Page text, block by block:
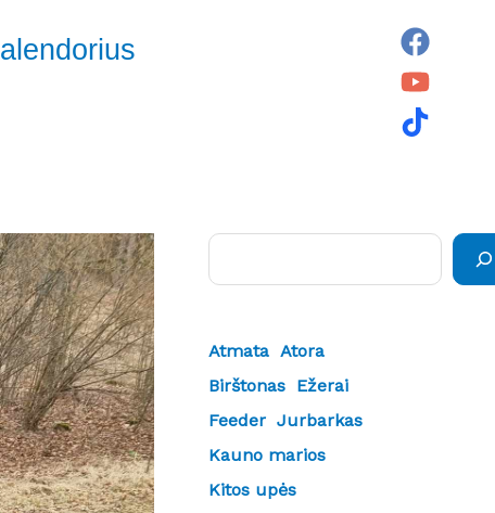
Atmata Atora
Birštonas Ežerai
Feeder Jurbarkas
Kauno marios
Kitos upės